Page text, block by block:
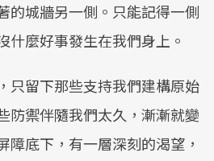
的城牆另一側。只能記得一側
什麼好事發生在我們身上。
只留下那些支持我們建構原始
防禦伴隨我們太久，漸漸就變
障底下，有一層深刻的渴望，